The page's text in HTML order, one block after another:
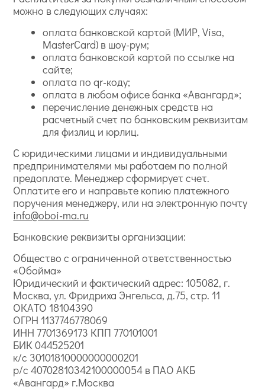
можно в следующих случаях:
оплата банковской картой (МИР, Visa,
MasterCard) в шоу-рум;
оплата банковской картой по ссылке на
сайте;
оплата по qr-коду;
оплата в любом офисе банка «Авангард»;
перечисление денежных средств на
расчетный счет по банковским реквизитам
для физлиц и юрлиц.
С юридическими лицами и индивидуальными
предпринимателями мы работаем по полной
предоплате. Менеджер сформирует счет.
Оплатите его и направьте копию платежного
поручения менеджеру, или на электронную почту
info@oboi-ma.ru
Банковские реквизиты организации:
Общество с ограниченной ответственностью
«Обойма»
Юридический и фактический адрес: 105082, г.
Москва, ул. Фридриха Энгельса, д.75, стр. 11
ОКАТО 18104390
ОГРН 1137746778069
ИНН 7701369173 КПП 770101001
БИК 044525201
к/с 30101810000000000201
р/с 40702810342100000054 в ПАО АКБ
«Авангард» г.Москва